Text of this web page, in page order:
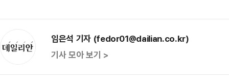
임은석 기자 (fedor01@dailian.co.kr)
기사 모아 보기 >